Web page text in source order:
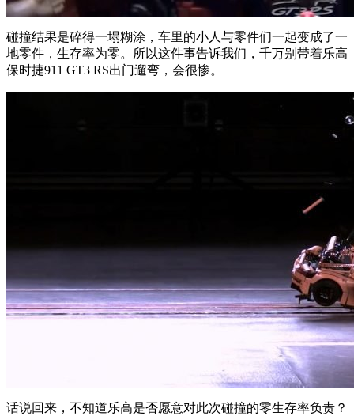
碰撞结果是碎得一塌糊涂，车里的小人与零件们一起变成了一
地零件，生存率为零。所以这件事告诉我们，千万别带着乐高
保时捷911 GT3 RS出门遛弯，会很惨。
话说回来，不知道乐高是否愿意对此次碰撞的零生存率负责？